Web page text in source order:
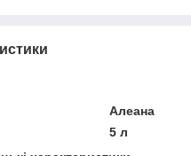
Алеана
5 л